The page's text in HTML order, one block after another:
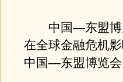
中国—东盟博览
在全球金融危机
中国—东盟博览